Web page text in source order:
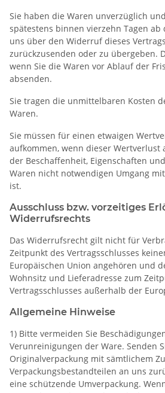
Sie haben die Waren unverzüglich
spätestens binnen vierzehn Tagen ab
uns über den Widerruf dieses
zurückzusenden oder zu übergeben.
wenn Sie die Waren vor Ablauf der
absenden.
Sie tragen die unmittelbaren Kosten
Waren.
Sie müssen für einen etwaigen
aufkommen, wenn dieser Wertverlust
der Beschaffenheit, Eigenschaften
Waren nicht notwendigen Umgang
ist.
Ausschluss bzw. vorzeitiges
Widerrufsrechts
Das Widerrufsrecht gilt nicht für
Zeitpunkt des Vertragsschlusses
Europäischen Union angehören und
Wohnsitz und Lieferadresse zum
Vertragsschlusses außerhalb der
Allgemeine Hinweise
1) Bitte vermeiden Sie
Verunreinigungen der Ware. Senden
Originalverpackung mit sämtlichem
Verpackungsbestandteilen an uns
eine schützende Umverpackung.